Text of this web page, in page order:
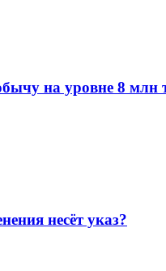
на уровне 8 млн
несёт указ?